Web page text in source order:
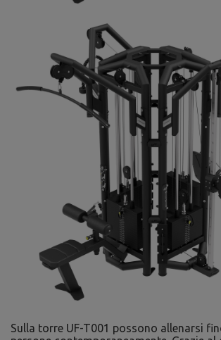
Sulla torre UF-T001 possono allenarsi